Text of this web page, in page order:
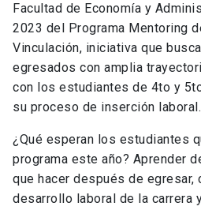
Facultad de Economía y
2023 del Programa Mentoring
Vinculación, iniciativa que
egresados con amplia
con los estudiantes de 4to y
su proceso de inserción laboral.
¿Qué esperan los estudiantes
programa este año? Aprender
que hacer después de egresar,
desarrollo laboral de la carrera